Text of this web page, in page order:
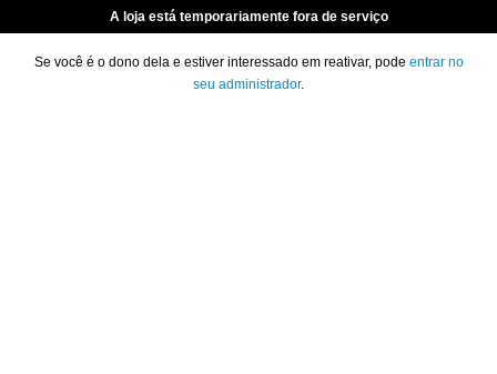
A loja está temporariamente fora de serviço
Se você é o dono dela e estiver interessado em reativar, pode entrar no
seu administrador.